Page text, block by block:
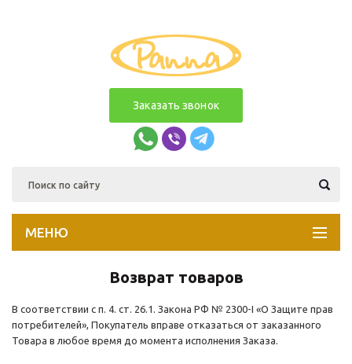
Заказать звонок
МЕНЮ
Возврат товаров
В соответствии с п. 4. ст. 26.1. Закона РФ № 2300-I «О Защите прав
потребителей», Покупатель вправе отказаться от заказанного
Товара в любое время до момента исполнения Заказа.